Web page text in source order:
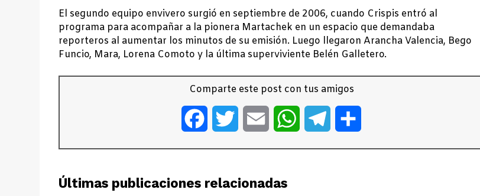
El segundo equipo envivero surgió en septiembre de 2006, cuando Crispis entró al
programa para acompañar a la pionera Martachek en un espacio que demandaba
reporteros al aumentar los minutos de su emisión. Luego llegaron Arancha Valencia, Bego
Funcio, Mara, Lorena Comoto y la última superviviente Belén Galletero.
Comparte este post con tus amigos
FacebookTwitter Email WhatsAppTelegram
Últimas publicaciones relacionadas